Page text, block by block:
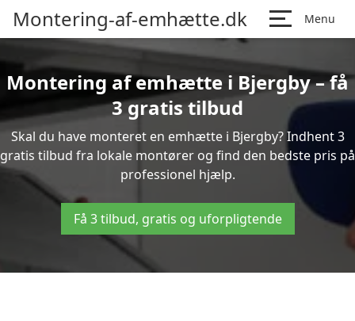
Montering-af-emhætte.dk Menu
Montering af emhætte i Bjergby – få
3 gratis tilbud
Skal du have monteret en emhætte i Bjergby? Indhent 3
gratis tilbud fra lokale montører og find den bedste pris på
professionel hjælp.
Få 3 tilbud, gratis og uforpligtende